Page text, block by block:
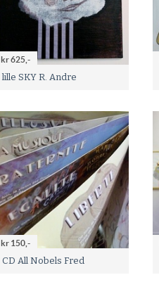
kr 625,-
lille SKY R. Andre
kr 150,-
CD All Nobels Fred